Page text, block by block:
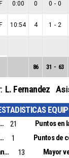
F 0:00 0 0 - 0
F 10:54 4 1 - 2
86 31 - 63
L. Fernandez
Puntos de pérdidas: 21
Puntos de segunda oportunidad:
1
Puntos de la banca:
13 Mayor